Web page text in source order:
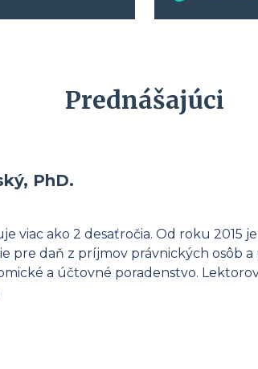
Prednášajúci
PhD.
viac ako 2 desaťročia. Od roku 2015
pre daň z príjmov právnických osôb
a účtovné poradenstvo.